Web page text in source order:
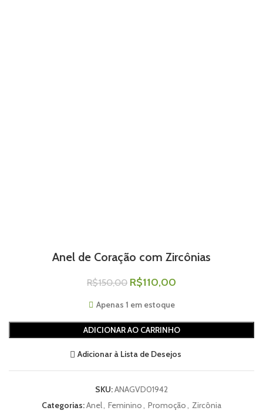
Anel de Coração com Zircônias
R$150,00 R$110,00
Apenas 1 em estoque
ADICIONAR AO CARRINHO
Adicionar à Lista de Desejos
SKU:ANAGVD01942
Categorias:Anel, Feminino, Promoção, Zircônia